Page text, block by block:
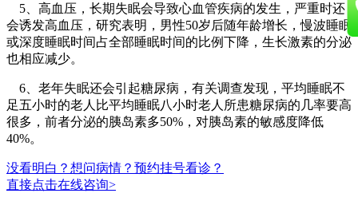
5、高血压，长期失眠会导致心血管疾病的发生，严重时还
会诱发高血压，研究表明，男性50岁后随年龄增长，慢波睡眠
或深度睡眠时间占全部睡眠时间的比例下降，生长激素的分泌
也相应减少。
6、老年失眠还会引起糖尿病，有关调查发现，平均睡眠不
足五小时的老人比平均睡眠八小时老人所患糖尿病的几率要高
很多，前者分泌的胰岛素多50%，对胰岛素的敏感度降低
40%。
没看明白？想问病情？预约挂号看诊？
直接点击在线咨询>